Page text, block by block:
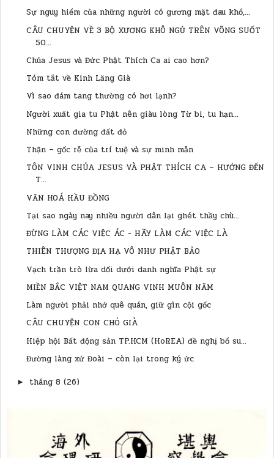
Sự nguy hiểm của những người có gương mặt đau khổ,...
CÂU CHUYỆN VỀ 3 BỘ XƯƠNG KHÔ NGỦ TRÊN VÕNG SUỐT
50...
Chúa Jesus và Đức Phật Thích Ca ai cao hơn?
Tóm tắt về Kinh Lăng Già
Vì sao đám tang thường có hơi lạnh?
Người xuất gia tu Phật nên giàu lòng Từ bi, tu hạn...
Những con đường đất đỏ
Thận – gốc rễ của trí tuệ và sự minh mẫn
TÔN VINH CHÚA JESUS VÀ PHẬT THÍCH CA – HƯỚNG ĐẾN
T...
VĂN HOÁ HẦU ĐỒNG
Tại sao ngày nay nhiều người dân lại ghét thầy chù...
ĐỪNG LÀM CÁC VIỆC ÁC - HÃY LÀM CÁC VIỆC LÀ
THIÊN THƯỢNG ĐỊA HẠ VÔ NHƯ PHẬT BẢO
Vạch trần trò lừa dối dưới danh nghĩa Phật sự
MIỀN BẮC VIỆT NAM QUANG VINH MUÔN NĂM
Làm người phải nhớ quê quán, giữ gìn cội gốc
CÂU CHUYỆN CON CHÓ GIÀ
Hiệp hội Bất động sản TP.HCM (HoREA) đề nghị bổ su...
Đường làng xứ Đoài – còn lại trong ký ức
► tháng 8 (26)